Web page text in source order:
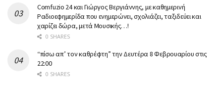
Comfuzio 24 και Γιώργος Βεργιάννης, με καθημερινή
Ραδιοεφημερίδα που ενημερώνει, σχολιάζει, ταξιδεύει και
χαρίζει δώρα, μετά Μουσικής…!
0 SHARES
“πίσω απ’ τον καθρέφτη” την Δευτέρα 8 Φεβρουαρίου στις
22:00
0 SHARES